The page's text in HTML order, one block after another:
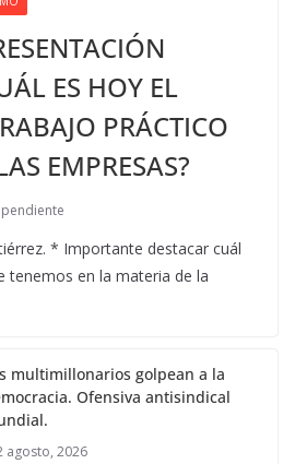
ES HOY EL
PRÁCTICO
EMPRESAS?
* Importante destacar cuál
tenemos en la materia de la
multimillonarios golpean a la
Ofensiva antisindical
agosto, 2026